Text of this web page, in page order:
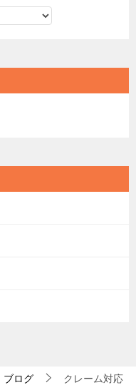
ブログ クレーム対応